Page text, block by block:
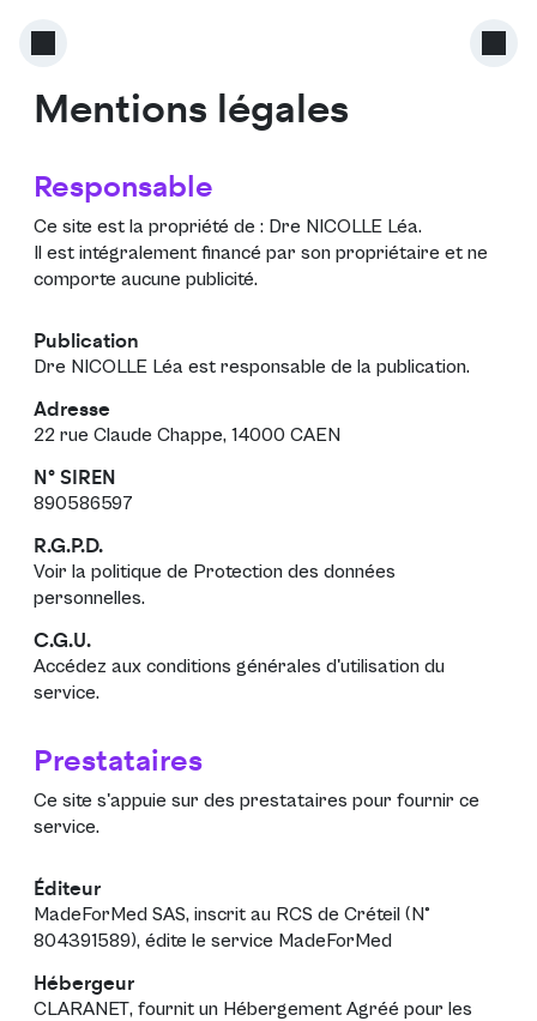
Mentions légales
Responsable
Ce site est la propriété de : Dre NICOLLE Léa.
Il est intégralement financé par son propriétaire et ne
comporte aucune publicité.
Publication
Dre NICOLLE Léa est responsable de la publication.
Adresse
22 rue Claude Chappe, 14000 CAEN
N° SIREN
890586597
R.G.P.D.
Voir la politique de Protection des données
personnelles.
C.G.U.
Accédez aux conditions générales d'utilisation du
service.
Prestataires
Ce site s'appuie sur des prestataires pour fournir ce
service.
Éditeur
MadeForMed SAS, inscrit au RCS de Créteil (N°
804391589), édite le service MadeForMed
Hébergeur
CLARANET, fournit un Hébergement Agréé pour les